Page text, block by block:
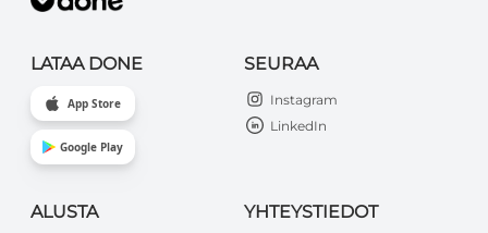
LATAA DONE
App Store
Google Play
SEURAA
Instagram
LinkedIn
ALUSTA YHTEYSTIEDOT